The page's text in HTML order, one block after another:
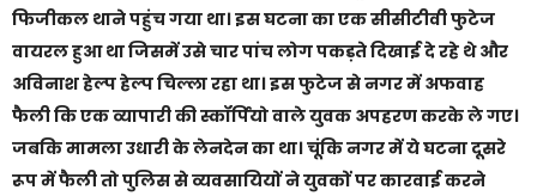
फिजीकल थाने पहुंच गया था। इस घटना का एक सीसीटीवी फुटेज
वायरल हुआ था जिसमें उसे चार पांच लोग पकड़ते दिखाई दे रहे थे और
अविनाश हेल्प हेल्प चिल्ला रहा था। इस फुटेज से नगर में अफवाह
फैली कि एक व्यापारी की स्कॉर्पियो वाले युवक अपहरण करके ले गए।
जबकि मामला उधारी के लेनदेन का था। चूंकि नगर में ये घटना दूसरे
रूप में फैली तो पुलिस से व्यवसायियों ने युवकों पर कारवाई करने